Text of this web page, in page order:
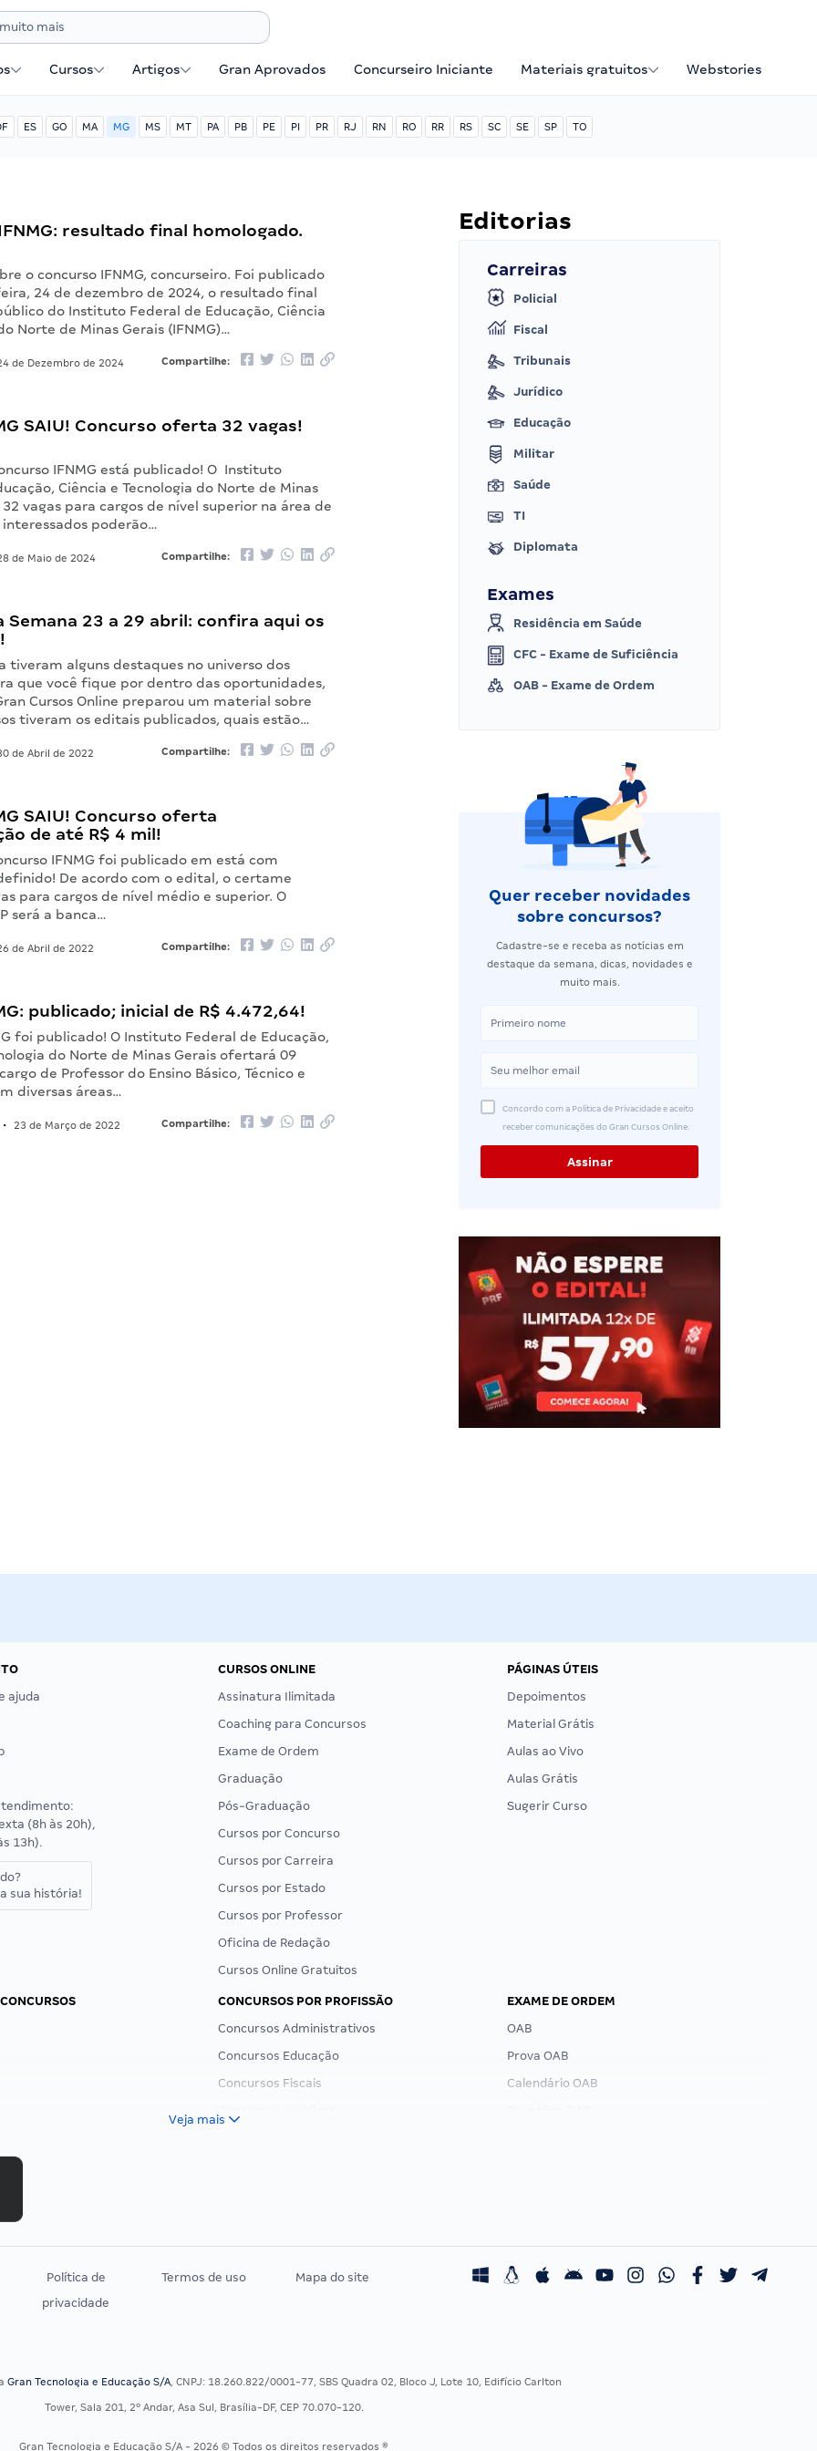
Cursos Artigos Gran Aprovados Concurseiro Iniciante Materiais gratuitos Webstories
ES GO MA MG MS MT PA PB PE PI PR RJ RN RO RR RS SC SE SP TO
resultado final homologado.
o concurso IFNMG, concurseiro. Foi publicado
24 de dezembro de 2024, o resultado final
do Instituto Federal de Educação, Ciência
Norte de Minas Gerais (IFNMG)…
de Dezembro de 2024 Compartilhe:
SAIU! Concurso oferta 32 vagas!
IFNMG está publicado! O Instituto
Ciência e Tecnologia do Norte de Minas
vagas para cargos de nível superior na área de
interessados poderão…
de Maio de 2024 Compartilhe:
Semana 23 a 29 abril: confira aqui os
tiveram alguns destaques no universo dos
que você fique por dentro das oportunidades,
Cursos Online preparou um material sobre
tiveram os editais publicados, quais estão…
de Abril de 2022 Compartilhe:
SAIU! Concurso oferta
de até R$ 4 mil!
IFNMG foi publicado em está com
De acordo com o edital, o certame
para cargos de nível médio e superior. O
será a banca…
de Abril de 2022 Compartilhe:
publicado; inicial de R$ 4.472,64!
foi publicado! O Instituto Federal de Educação,
do Norte de Minas Gerais ofertará 09
de Professor do Ensino Básico, Técnico e
diversas áreas…
• 23 de Março de 2022 Compartilhe:
Editorias
Carreiras
Policial
Fiscal
Tribunais
Jurídico
Educação
Militar
Saúde
TI
Diplomata
Exames
Residência em Saúde
CFC - Exame de Suficiência
OAB - Exame de Ordem
Quer receber novidades
sobre concursos?
Cadastre-se e receba as notícias em
destaque da semana, dicas, novidades e
muito mais.
Concordo com a Política de Privacidade e aceito
receber comunicações do Gran Cursos Online.
ajuda
(8h às 20h),
13h).
sua história!
CURSOS ONLINE
Assinatura Ilimitada
Coaching para Concursos
Exame de Ordem
Graduação
Pós-Graduação
Cursos por Concurso
Cursos por Carreira
Cursos por Estado
Cursos por Professor
Oficina de Redação
Cursos Online Gratuitos
PÁGINAS ÚTEIS
Depoimentos
Material Grátis
Aulas ao Vivo
Aulas Grátis
Sugerir Curso
CONCURSOS POR PROFISSÃO
Concursos Administrativos
Concursos Educação
Concursos Fiscais
Residência Multiprofissional
EXAME DE ORDEM
OAB
Prova OAB
Calendário OAB
Veja mais
Política de
privacidade
Termos de uso Mapa do site
Gran Tecnologia e Educação S/A, CNPJ: 18.260.822/0001-77, SBS Quadra 02, Bloco J, Lote 10, Edifício Carlton
Tower, Sala 201, 2º Andar, Asa Sul, Brasília-DF, CEP 70.070-120.
Gran Tecnologia e Educação S/A - 2026 © Todos os direitos reservados ®